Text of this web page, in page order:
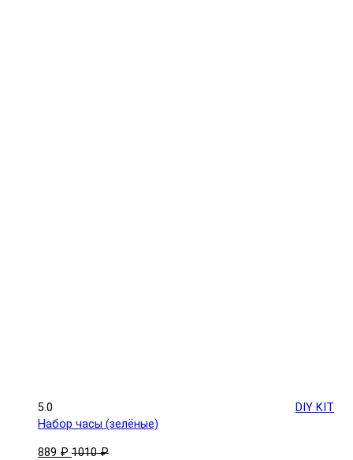
5.0
DIY KIT
Набор часы (зелёные)
889 ₽ 1010 ₽